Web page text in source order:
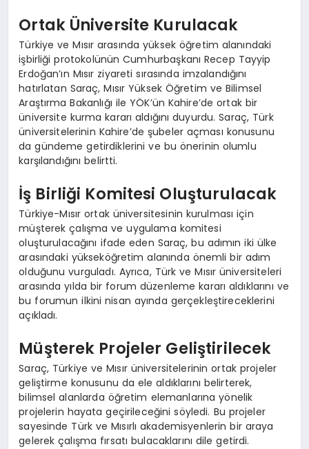
Ortak Üniversite Kurulacak
Türkiye ve Mısır arasında yüksek öğretim alanındaki
işbirliği protokolünün Cumhurbaşkanı Recep Tayyip
Erdoğan’ın Mısır ziyareti sırasında imzalandığını
hatırlatan Saraç, Mısır Yüksek Öğretim ve Bilimsel
Araştırma Bakanlığı ile YÖK’ün Kahire’de ortak bir
üniversite kurma kararı aldığını duyurdu. Saraç, Türk
üniversitelerinin Kahire’de şubeler açması konusunu
da gündeme getirdiklerini ve bu önerinin olumlu
karşılandığını belirtti.
İş Birliği Komitesi Oluşturulacak
Türkiye-Mısır ortak üniversitesinin kurulması için
müşterek çalışma ve uygulama komitesi
oluşturulacağını ifade eden Saraç, bu adımın iki ülke
arasındaki yükseköğretim alanında önemli bir adım
olduğunu vurguladı. Ayrıca, Türk ve Mısır üniversiteleri
arasında yılda bir forum düzenleme kararı aldıklarını ve
bu forumun ilkini nisan ayında gerçekleştireceklerini
açıkladı.
Müşterek Projeler Geliştirilecek
Saraç, Türkiye ve Mısır üniversitelerinin ortak projeler
geliştirme konusunu da ele aldıklarını belirterek,
bilimsel alanlarda öğretim elemanlarına yönelik
projelerin hayata geçirileceğini söyledi. Bu projeler
sayesinde Türk ve Mısırlı akademisyenlerin bir araya
gelerek çalışma fırsatı bulacaklarını dile getirdi.